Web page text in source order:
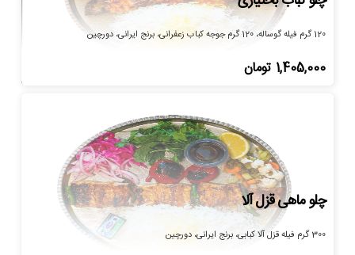
120 گرم فیله گوساله، 120 گرم جوجه کباب زعفرانی، برنج ایرانی، دورچین
1,405,000 تومان
چلو ماهی قزل آلا
300 گرم فیله قزل آلا کبابی، برنج ایرانی، دورچین